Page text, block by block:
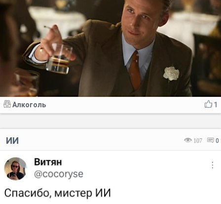
1
Алкоголь
107 0
ИИ